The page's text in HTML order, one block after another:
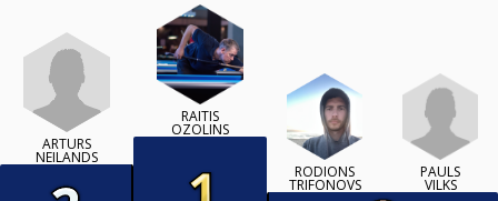
ARTŪRS
NEILANDS
RAITIS
OZOLINS
RODIONS
TRIFONOVS
PAULS
VILKS